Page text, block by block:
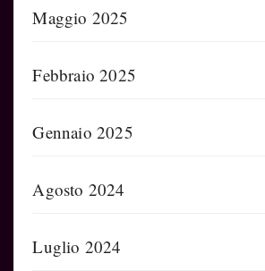
Maggio 2025
Febbraio 2025
Gennaio 2025
Agosto 2024
Luglio 2024